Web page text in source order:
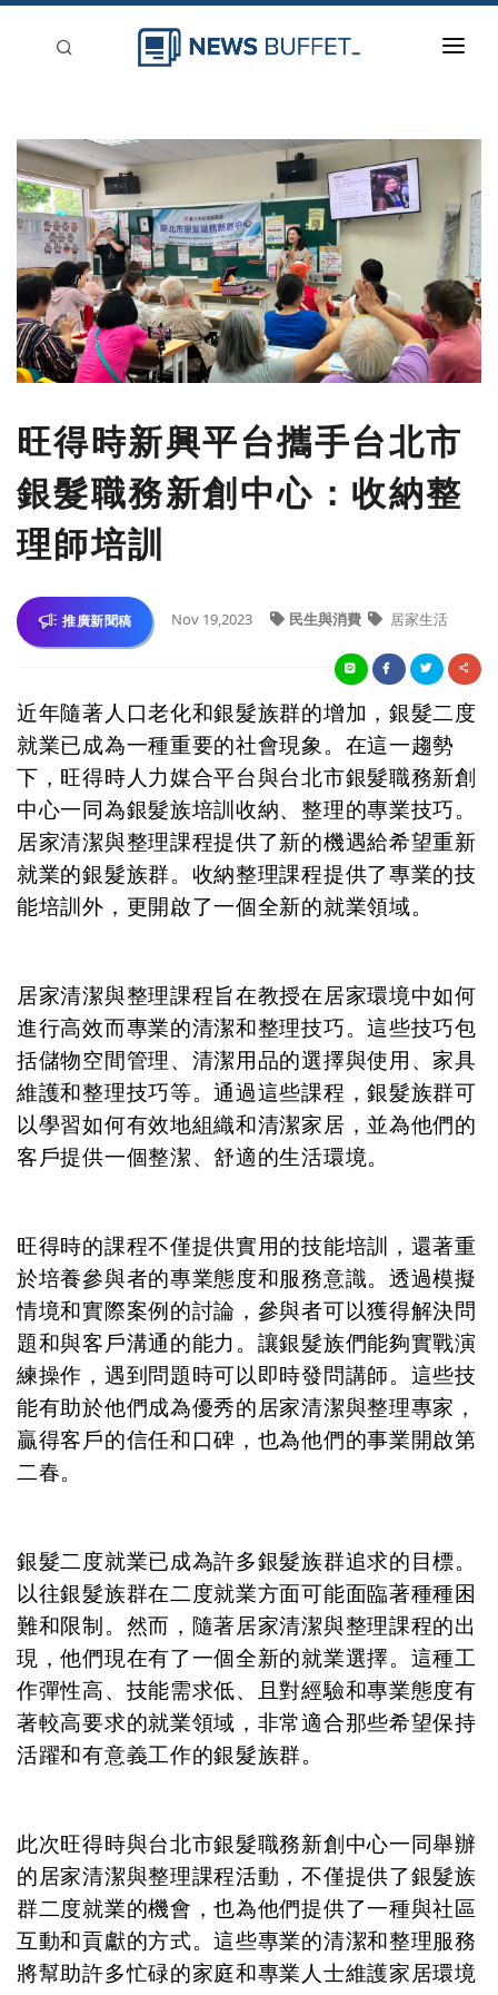
新聞稿分類
登入
刊登
旺得時新興平台攜手台北市
銀髮職務新創中心：收納整
理師培訓
推廣新聞稿 Nov 19,2023 民生與消費 居家生活
近年隨著人口老化和銀髮族群的增加，銀髮二度
就業已成為一種重要的社會現象。在這一趨勢
下，旺得時人力媒合平台與台北市銀髮職務新創
中心一同為銀髮族培訓收納、整理的專業技巧。
居家清潔與整理課程提供了新的機遇給希望重新
就業的銀髮族群。收納整理課程提供了專業的技
能培訓外，更開啟了一個全新的就業領域。
居家清潔與整理課程旨在教授在居家環境中如何
進行高效而專業的清潔和整理技巧。這些技巧包
括儲物空間管理、清潔用品的選擇與使用、家具
維護和整理技巧等。通過這些課程，銀髮族群可
以學習如何有效地組織和清潔家居，並為他們的
客戶提供一個整潔、舒適的生活環境。
旺得時的課程不僅提供實用的技能培訓，還著重
於培養參與者的專業態度和服務意識。透過模擬
情境和實際案例的討論，參與者可以獲得解決問
題和與客戶溝通的能力。讓銀髮族們能夠實戰演
練操作，遇到問題時可以即時發問講師。這些技
能有助於他們成為優秀的居家清潔與整理專家，
贏得客戶的信任和口碑，也為他們的事業開啟第
二春。
銀髮二度就業已成為許多銀髮族群追求的目標。
以往銀髮族群在二度就業方面可能面臨著種種困
難和限制。然而，隨著居家清潔與整理課程的出
現，他們現在有了一個全新的就業選擇。這種工
作彈性高、技能需求低、且對經驗和專業態度有
著較高要求的就業領域，非常適合那些希望保持
活躍和有意義工作的銀髮族群。
此次旺得時與台北市銀髮職務新創中心一同舉辦
的居家清潔與整理課程活動，不僅提供了銀髮族
群二度就業的機會，也為他們提供了一種與社區
互動和貢獻的方式。這些專業的清潔和整理服務
將幫助許多忙碌的家庭和專業人士維護家居環境